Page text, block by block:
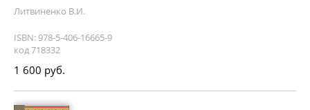
Литвиненко В.И.
ISBN: 978-5-406-16665-9
код 718332
1 600 руб.